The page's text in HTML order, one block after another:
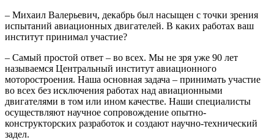
– Михаил Валерьевич, декабрь был насыщен с точки зрения
испытаний авиационных двигателей. В каких работах ваш
институт принимал участие?
– Самый простой ответ – во всех. Мы не зря уже 90 лет
называемся Центральный институт авиационного
моторостроения. Наша основная задача – принимать участие
во всех без исключения работах над авиационными
двигателями в том или ином качестве. Наши специалисты
осуществляют научное сопровождение опытно-
конструкторских разработок и создают научно-технический
задел.